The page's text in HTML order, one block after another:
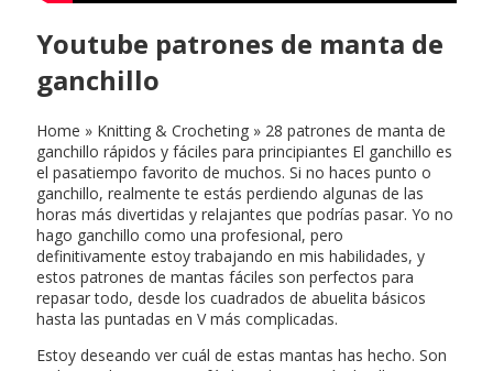
Youtube patrones de manta de
ganchillo
Home » Knitting & Crocheting » 28 patrones de manta de
ganchillo rápidos y fáciles para principiantes El ganchillo es
el pasatiempo favorito de muchos. Si no haces punto o
ganchillo, realmente te estás perdiendo algunas de las
horas más divertidas y relajantes que podrías pasar. Yo no
hago ganchillo como una profesional, pero
definitivamente estoy trabajando en mis habilidades, y
estos patrones de mantas fáciles son perfectos para
repasar todo, desde los cuadrados de abuelita básicos
hasta las puntadas en V más complicadas.
Estoy deseando ver cuál de estas mantas has hecho. Son